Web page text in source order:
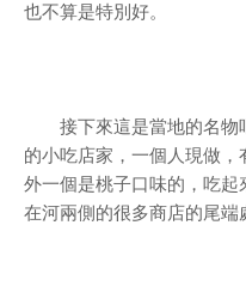
也不算是特別好。
接下來這是當地的名物
的小吃店家，一個人現做
外一個是桃子口味的，吃起
在河兩側的很多商店的尾端